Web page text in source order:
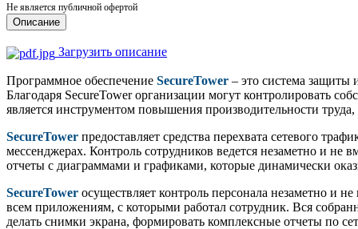
Не является публичной офертой
Описание
Загрузить описание
Программное обеспечение SecureTower – это система защиты
Благодаря SecureTower организации могут контролировать
является инструментом повышения производительности
SecureTower предоставляет средства перехвата сетевого
мессенджерах. Контроль сотрудников ведется незаметно и не
отчеты с диаграммами и графиками, которые динамически
SecureTower осуществляет контроль персонала незаметно и
всем приложениям, с которыми работал сотрудник. Вся
делать снимки экрана, формировать комплексные отчеты по